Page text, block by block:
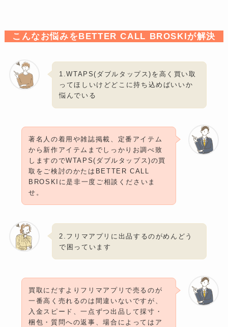
こんなお悩みをBETTER CALL BROSKIが解決
1.WTAPS(ダブルタップス)を高く買い取
ってほしいけどどこに持ち込めばいいか
悩んでいる
著名人の着用や雑誌掲載、定番アイテム
から新作アイテムまでしっかりお調べ致
しますのでWTAPS(ダブルタップス)の買
取をご検討のかたはBETTER CALL
BROSKIに是非一度ご相談くださいま
せ。
2.フリマアプリに出品するのがめんどう
で困っています
買取にだすよりフリマアプリで売るのが
一番高く売れるのは間違いないですが、
入金スピード、一点ずつ出品して採寸・
梱包・質問への返事、場合によってはア